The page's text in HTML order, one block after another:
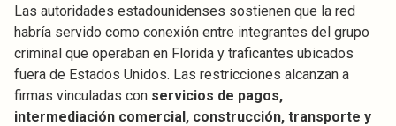
Las autoridades estadounidenses sostienen que la red
habría servido como conexión entre integrantes del grupo
criminal que operaban en Florida y traficantes ubicados
fuera de Estados Unidos. Las restricciones alcanzan a
firmas vinculadas con servicios de pagos,
intermediación comercial, construcción, transporte y